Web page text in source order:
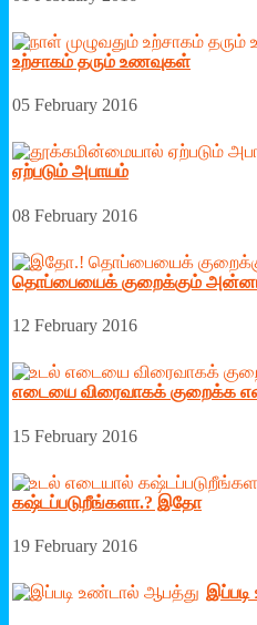
உற்சாகம் தரும் உணவுகள்
05 February 2016
ஏற்படும் அபாயம்
08 February 2016
தொப்பையைக் குறைக்கும்
12 February 2016
எடையை விரைவாகக் குறைக்க
15 February 2016
கஷ்டப்படுறீங்களா.? இதோ
19 February 2016